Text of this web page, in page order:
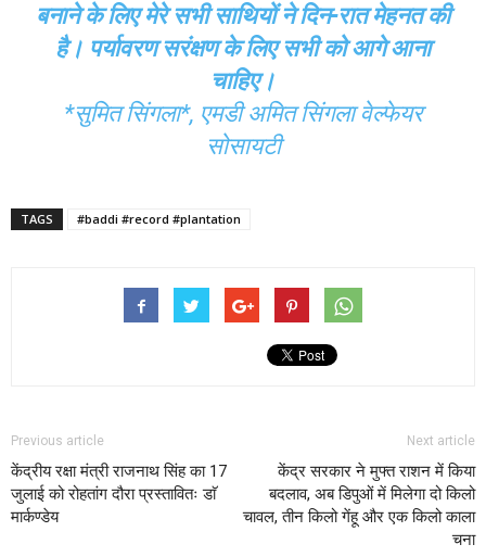
बनाने के लिए मेरे सभी साथियों ने दिन-रात मेहनत की
है। पर्यावरण सरंक्षण के लिए सभी को आगे आना
चाहिए।
*सुमित सिंगला*, एमडी अमित सिंगला वेल्फेयर
सोसायटी
TAGS #baddi #record #plantation
Previous article
केंद्रीय रक्षा मंत्री राजनाथ सिंह का 17
जुलाई को रोहतांग दौरा प्रस्तावितः डाॅ
मार्कण्डेय
Next article
केंद्र सरकार ने मुफ्त राशन में किया
बदलाव, अब डिपुओं में मिलेगा दो किलो
चावल, तीन किलो गेंहू और एक किलो काला
चना